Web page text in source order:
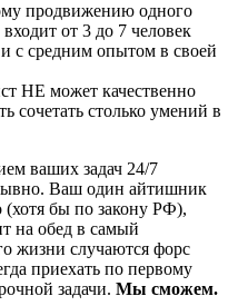
продвижению одного
от 3 до 7 человек
с средним опытом в своей
НЕ может качественно
сочетать столько умений в
ваших задач 24/7
Ваш один айтишник
(хотя бы по закону РФ),
на обед в самый
жизни случаются форс
приехать по первому
задачи. Мы сможем.